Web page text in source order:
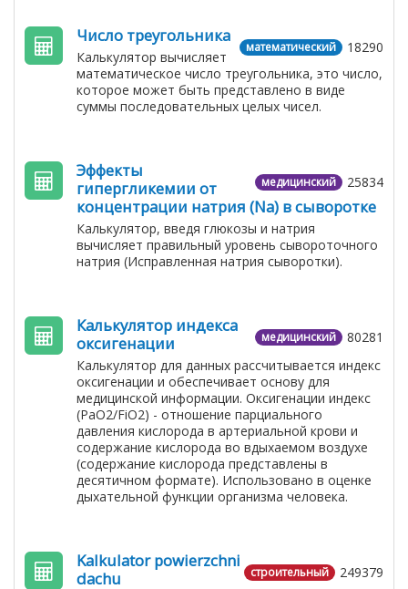
18290
математический
Число треугольника
Калькулятор вычисляет
математическое число треугольника, это число,
которое может быть представлено в виде
суммы последовательных целых чисел.
25834
медицинский
Эффекты
гипергликемии от
концентрации натрия (Na) в сыворотке
Калькулятор, введя глюкозы и натрия
вычисляет правильный уровень сывороточного
натрия (Исправленная натрия сыворотки).
80281
медицинский
Калькулятор индекса
оксигенации
Калькулятор для данных рассчитывается индекс
оксигенации и обеспечивает основу для
медицинской информации. Оксигенации индекс
(PaO2/FiO2) - отношение парциального
давления кислорода в артериальной крови и
содержание кислорода во вдыхаемом воздухе
(содержание кислорода представлены в
десятичном формате). Использовано в оценке
дыхательной функции организма человека.
249379
строительный
Kalkulator powierzchni
dachu